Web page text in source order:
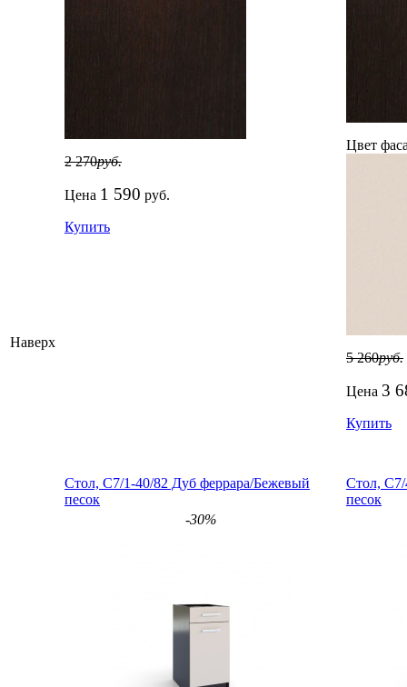
Наверх
2 270руб.
Цена 1 590 руб.
Купить
Цвет
5 260руб.
Цена 3
Купить
Стол, С7/1-40/82 Дуб феррара/Бежевый
песок
-30%
Стол,
песок